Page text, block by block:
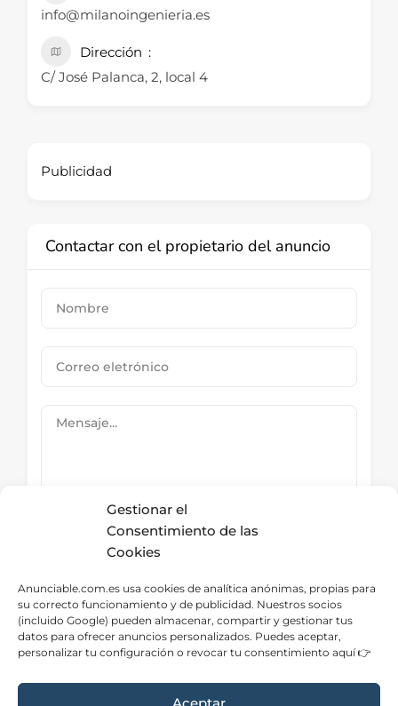
Gestionar el
Consentimiento de las
Cookies
Anunciable.com.es usa cookies de analítica anónimas, propias para
su correcto funcionamiento y de publicidad. Nuestros socios
(incluido Google) pueden almacenar, compartir y gestionar tus
datos para ofrecer anuncios personalizados. Puedes aceptar,
personalizar tu configuración o revocar tu consentimiento aquí 👉
Aceptar
info@milanoingenieria.es
Dirección
C/ José Palanca, 2, local 4
Publicidad
Contactar con el propietario del anuncio
Submit Now
Directorio – Categorías